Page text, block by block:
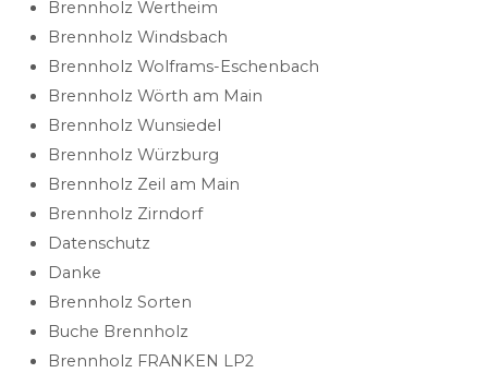
Brennholz Wertheim
Brennholz Windsbach
Brennholz Wolframs-Eschenbach
Brennholz Wörth am Main
Brennholz Wunsiedel
Brennholz Würzburg
Brennholz Zeil am Main
Brennholz Zirndorf
Datenschutz
Danke
Brennholz Sorten
Buche Brennholz
Brennholz FRANKEN LP2